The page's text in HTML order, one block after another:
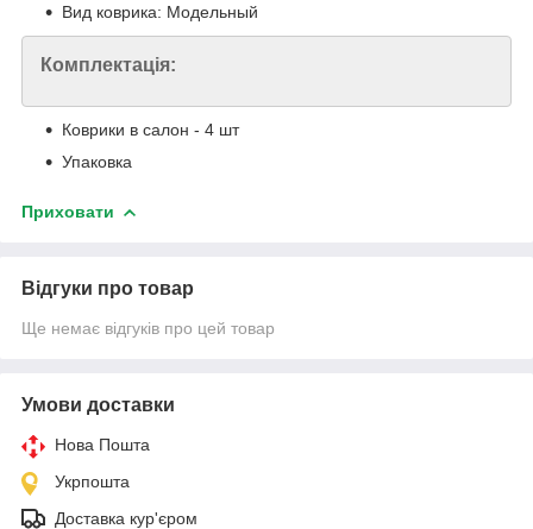
Вид коврика: Модельный
Комплектація:
Коврики в салон - 4 шт
Упаковка
Приховати
Відгуки про товар
Ще немає відгуків про цей товар
Умови доставки
Нова Пошта
Укрпошта
Доставка кур'єром